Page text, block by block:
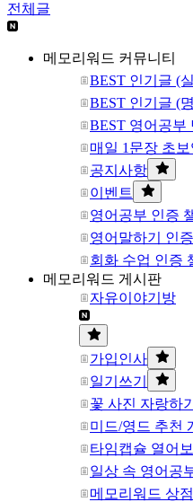
전체글
메모리워드 커뮤니티
BEST 인기글 (
BEST 인기글 (
BEST 영어공부
매일 1문장 초
공지사항
이벤트
영어공부 인증
영어말하기 인
회화 수업 인증
메모리워드 게시판
자유이야기방
가입인사
일기쓰기
꽃 사진 자랑하기
미드/영드 추천
타임캡슐 열어보
일상 속 영어공
메모리워드 상